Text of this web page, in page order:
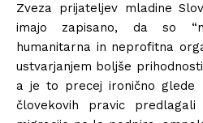
Zveza prijateljev mladine
imajo zapisano, da so
humanitarna in neprofitna
ustvarjanjem boljše
a je to precej ironično glede
človekovih pravic